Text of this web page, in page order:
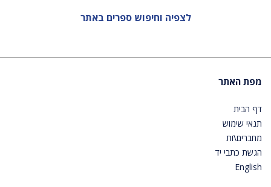
לצפיה וחיפוש ספרים באתר
מפת האתר
דף הבית
תנאי שימוש
מחברים\ות
הגשת כתבי יד
English